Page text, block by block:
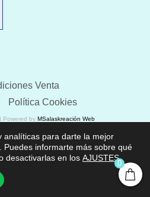
Venta
Política Cookies
Powered by MSalaskreación Web
0
analíticas para darte la mejor
Puedes informarte más sobre qué
desactivarlas en los AJUSTES.